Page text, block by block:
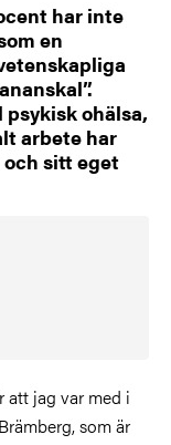
har inte
en
ohälsa,
arbete har
sitt eget
att jag var med i
som är